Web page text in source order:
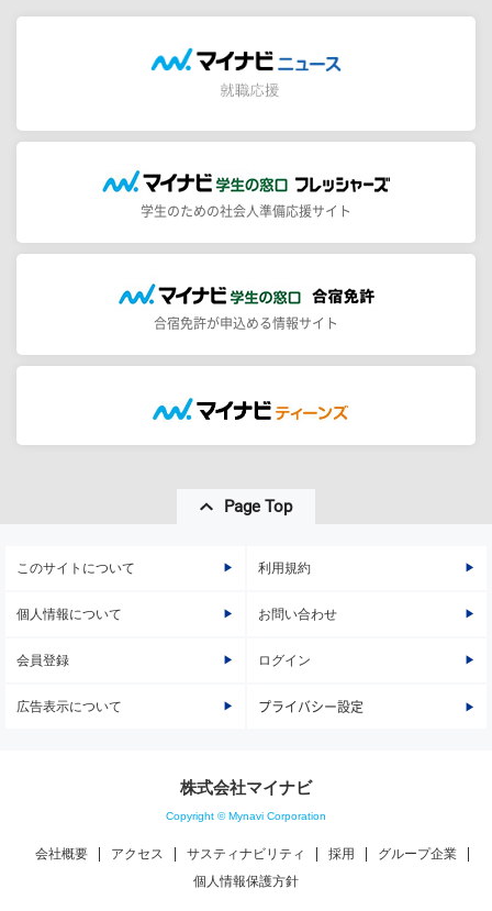
学生のための社会人準備応援サイト
合宿免許が申込める情報サイト
Page Top
このサイトについて 利用規約
個人情報について お問い合わせ
会員登録 ログイン
広告表示について プライバシー設定
株式会社マイナビ
Copyright © Mynavi Corporation
会社概要 アクセス サスティナビリティ 採用
グループ企業
個人情報保護方針